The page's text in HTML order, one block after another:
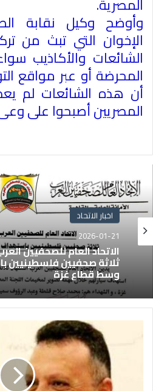
وأوضح وكيل نقابة
الإخوان التي تبث من
الشائعات والأكاذيب
المحرضة أو عبر مواقع
أن هذه الشائعات لم
المصريين أصبحوا على
اخبار الاتحاد
2026-01-21
الاتحاد العام للصحفيين
ثلاثة صحفيين فلسطينيين
وسط قطاع غزة